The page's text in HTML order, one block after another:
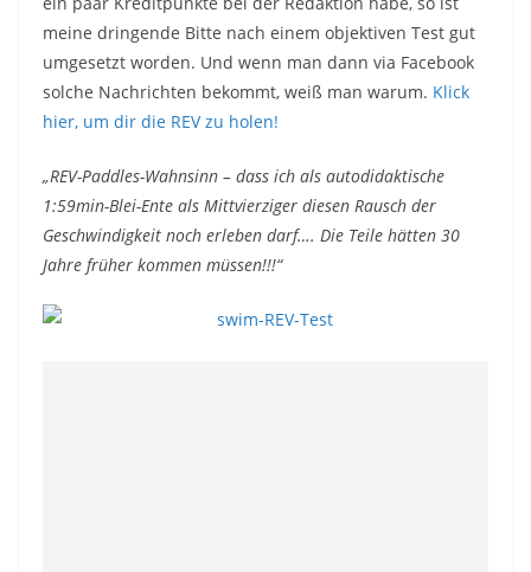
meine dringende Bitte nach einem objektiven Test gut
umgesetzt worden. Und wenn man dann via Facebook
solche Nachrichten bekommt, weiß man warum. Klick
hier, um dir die REV zu holen!
„REV-Paddles-Wahnsinn – dass ich als autodidaktische
1:59min-Blei-Ente als Mittvierziger diesen Rausch der
Geschwindigkeit noch erleben darf…. Die Teile hätten 30
Jahre früher kommen müssen!!!“